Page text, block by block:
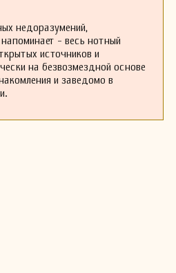
значительное влияние на
композиторов. Его сюиты
одними из самых ранних
английских примеров с
недоразумений,
- весь нотный
источников и
на безвозмездной основе
и заведомо в